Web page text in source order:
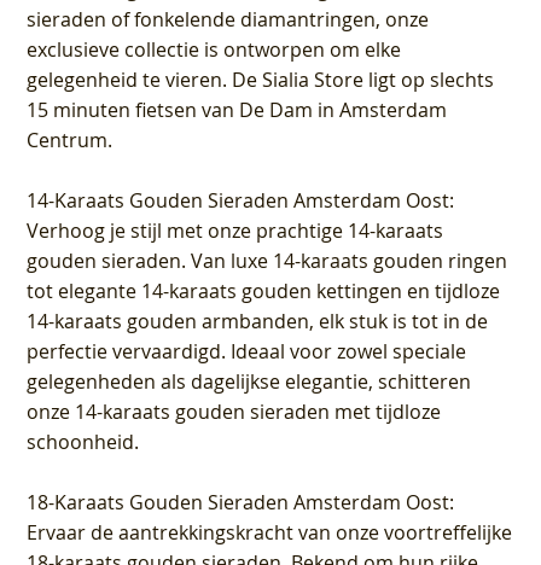
sieraden of fonkelende diamantringen, onze
exclusieve collectie is ontworpen om elke
gelegenheid te vieren. De Sialia Store ligt op slechts
15 minuten fietsen van De Dam in Amsterdam
Centrum.
14-Karaats Gouden Sieraden Amsterdam Oost:
Verhoog je stijl met onze prachtige 14-karaats
gouden sieraden. Van luxe 14-karaats gouden ringen
tot elegante 14-karaats gouden kettingen en tijdloze
14-karaats gouden armbanden, elk stuk is tot in de
perfectie vervaardigd. Ideaal voor zowel speciale
gelegenheden als dagelijkse elegantie, schitteren
onze 14-karaats gouden sieraden met tijdloze
schoonheid.
18-Karaats Gouden Sieraden Amsterdam Oost:
Ervaar de aantrekkingskracht van onze voortreffelijke